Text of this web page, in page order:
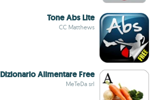
Tone Abs Lite
CC Matthews
Dizionario Alimentare Free
MeTeDa srl